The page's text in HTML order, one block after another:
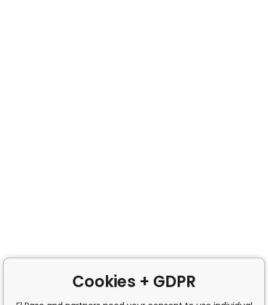
Cookies + GDPR